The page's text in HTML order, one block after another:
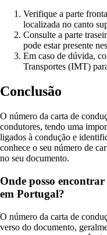
Verifique a parte
localizada no canto
Consulte a parte
pode estar presente
Em caso de dúvida,
Transportes (IMT)
Conclusão
O número da carta de
condutores, tendo uma
ligados à condução e
conhece o seu número de
no seu documento.
Onde posso
em Portugal?
O número da carta de
verso do documento,